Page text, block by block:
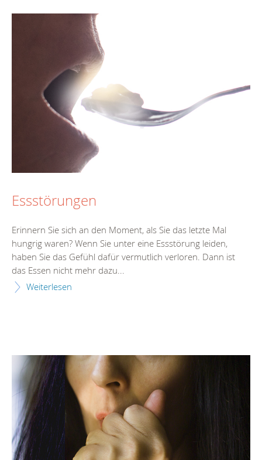
Essstörungen
Erinnern Sie sich an den Moment, als Sie das letzte Mal
hungrig waren? Wenn Sie unter eine Essstörung leiden,
haben Sie das Gefühl dafür vermutlich verloren. Dann ist
das Essen nicht mehr dazu...
Weiterlesen